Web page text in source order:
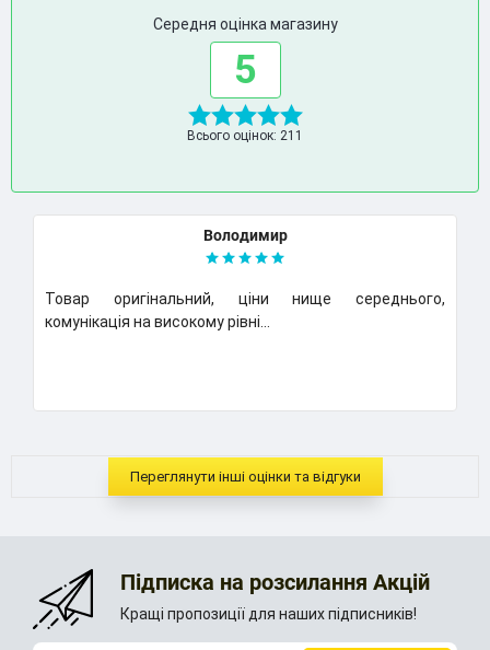
Середня оцінка магазину
5
Всього оцінок: 211
Володимир
Товар оригінальний, ціни нище середнього,
комунікація на високому рівні...
Переглянути інші оцінки та відгуки
Підписка на розсилання Акцій
Кращі пропозиції для наших підписників!